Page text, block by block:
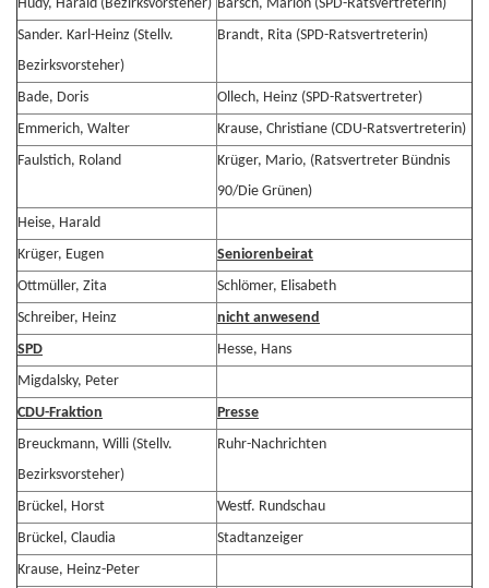
Hudy, Harald (Bezirksvorsteher) Barsch, Marion (SPD-Ratsvertreterin)
Sander. Karl-Heinz (Stellv.
Bezirksvorsteher)
Brandt, Rita (SPD-Ratsvertreterin)
Bade, Doris
Ollech, Heinz (SPD-Ratsvertreter)
Emmerich, Walter
Krause, Christiane (CDU-Ratsvertreterin)
Faulstich, Roland
Krüger, Mario, (Ratsvertreter Bündnis
90/Die Grünen)
Heise, Harald
Krüger, Eugen
Seniorenbeirat
Ottmüller, Zita
Schlömer, Elisabeth
Schreiber, Heinz
nicht anwesend
SPD
Hesse, Hans
Migdalsky, Peter
CDU-Fraktion
Presse
Breuckmann, Willi (Stellv.
Bezirksvorsteher)
Ruhr-Nachrichten
Brückel, Horst
Westf. Rundschau
Brückel, Claudia
Stadtanzeiger
Krause, Heinz-Peter